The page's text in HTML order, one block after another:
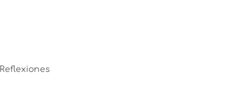
Reflexiones